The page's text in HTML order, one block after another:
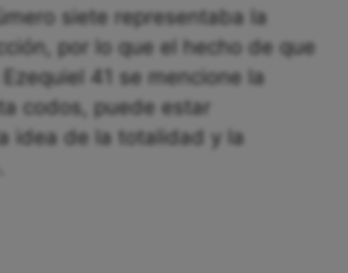
siete representaba la
por lo que el hecho de que
41 se mencione la
codos, puede estar
idea de la totalidad y la